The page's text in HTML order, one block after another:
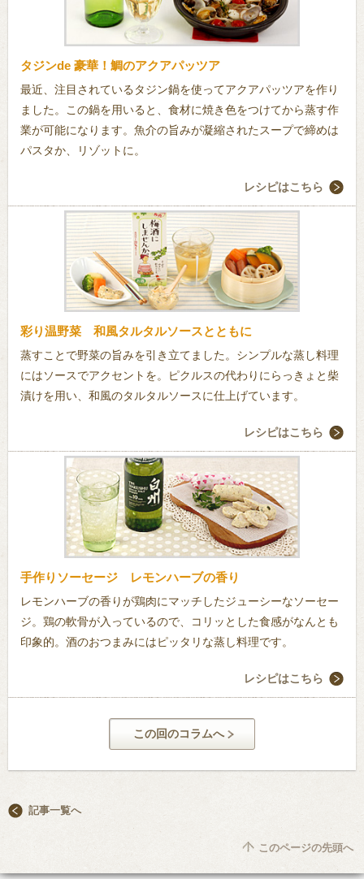
タジンde 豪華！鯛のアクアパッツア
最近、注目されているタジン鍋を使ってアクアパッツアを作り
ました。この鍋を用いると、食材に焼き色をつけてから蒸す作
業が可能になります。魚介の旨みが凝縮されたスープで締めは
パスタか、リゾットに。
レシピはこちら
彩り温野菜 和風タルタルソースとともに
蒸すことで野菜の旨みを引き立てました。シンプルな蒸し料理
にはソースでアクセントを。ピクルスの代わりにらっきょと柴
漬けを用い、和風のタルタルソースに仕上げています。
レシピはこちら
手作りソーセージ レモンハーブの香り
レモンハーブの香りが鶏肉にマッチしたジューシーなソーセー
ジ。鶏の軟骨が入っているので、コリッとした食感がなんとも
印象的。酒のおつまみにはピッタリな蒸し料理です。
レシピはこちら
この回のコラムへ
記事一覧へ
このページの先頭へ